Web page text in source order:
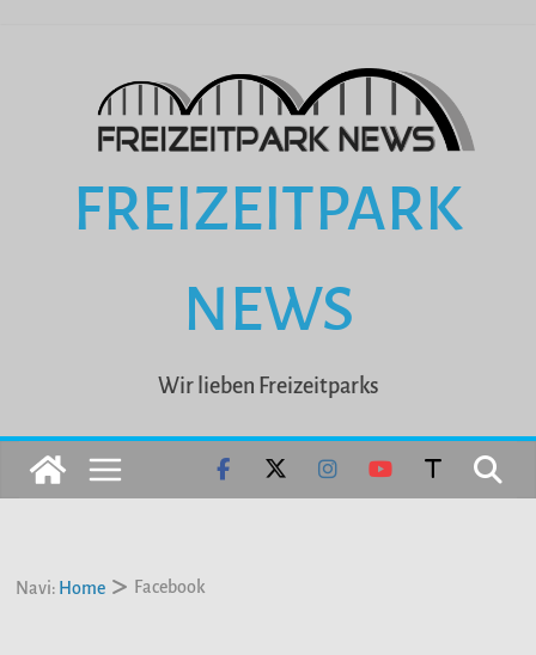
FREIZEITPARK
NEWS
Wir lieben Freizeitparks
Navi: Home Facebook